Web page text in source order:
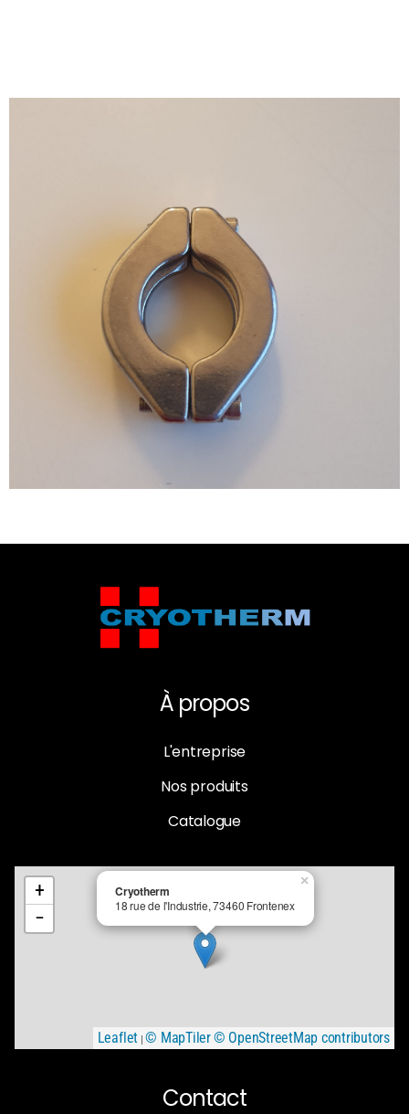
À propos
L'entreprise
Nos produits
Catalogue
Cryotherm
18 rue de l'Industrie, 73460 Frontenex
×
+
−
Leaflet |© MapTiler© OpenStreetMap contributors
Contact